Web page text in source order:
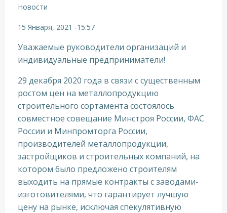
Новости
15 Января, 2021 -15:57
Уважаемые руководители организаций и
индивидуальные предприниматели!
29 декабря 2020 года в связи с существенным
ростом цен на металлопродукцию
строительного сортамента состоялось
совместное совещание Минстроя России, ФАС
России и Минпромторга России,
производителей металлопродукции,
застройщиков и строительных компаний, на
котором было предложено строителям
выходить на прямые контракты с заводами-
изготовителями, что гарантирует лучшую
цену на рынке, исключая спекулятивную